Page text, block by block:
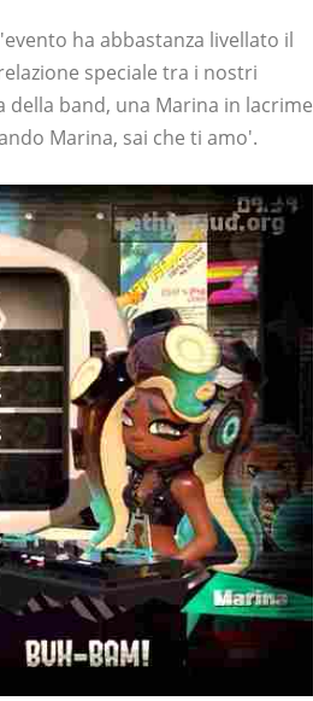
ha abbastanza livellato il
speciale tra i nostri
band, una Marina in lacrime
Marina, sai che ti amo'.